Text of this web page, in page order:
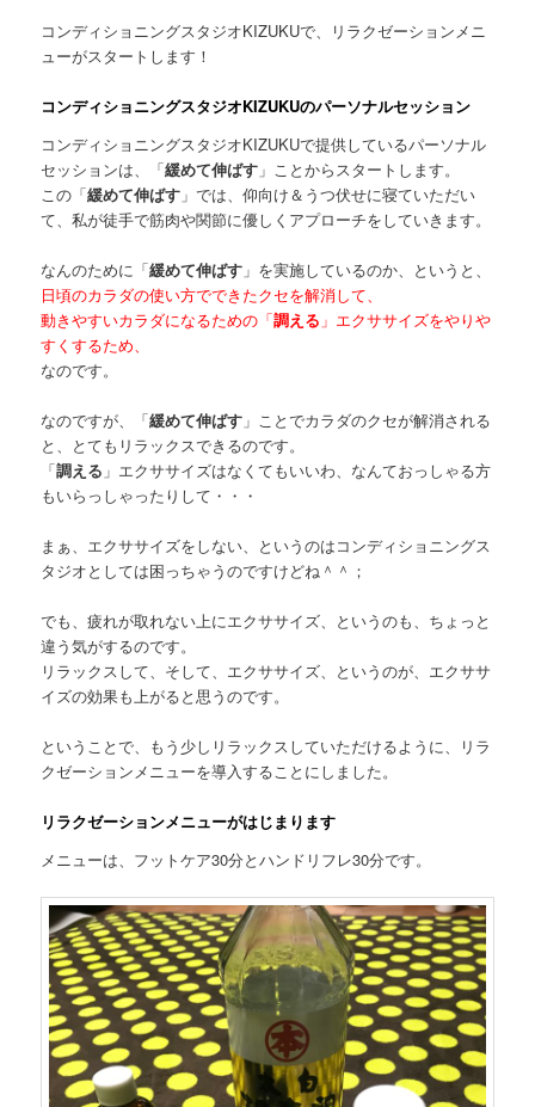
コンディショニングスタジオKIZUKUで、リラクゼーションメニ
ューがスタートします！
コンディショニングスタジオKIZUKUのパーソナルセッション
コンディショニングスタジオKIZUKUで提供しているパーソナル
セッションは、「緩めて伸ばす 」ことからスタートします。
この「緩めて伸ばす 」では、仰向け＆うつ伏せに寝ていただい
て、私が徒手で筋肉や関節に優しくアプローチをしていきます。
なんのために「緩めて伸ばす 」を実施しているのか、というと、
日頃のカラダの使い方でできたクセを解消して、
動きやすいカラダになるための「調える 」エクササイズをやりや
すくするため、
なのです。
なのですが、「緩めて伸ばす 」ことでカラダのクセが解消される
と、とてもリラックスできるのです。
「調える 」エクササイズはなくてもいいわ、なんておっしゃる方
もいらっしゃったりして・・・
まぁ、エクササイズをしない、というのはコンディショニングス
タジオとしては困っちゃうのですけどね＾＾；
でも、疲れが取れない上にエクササイズ、というのも、ちょっと
違う気がするのです。
リラックスして、そして、エクササイズ、というのが、エクササ
イズの効果も上がると思うのです。
ということで、もう少しリラックスしていただけるように、リラ
クゼーションメニューを導入することにしました。
リラクゼーションメニューがはじまります
メニューは、フットケア30分とハンドリフレ30分です。